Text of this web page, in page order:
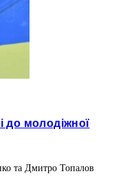
до молодіжної
та Дмитро Топалов